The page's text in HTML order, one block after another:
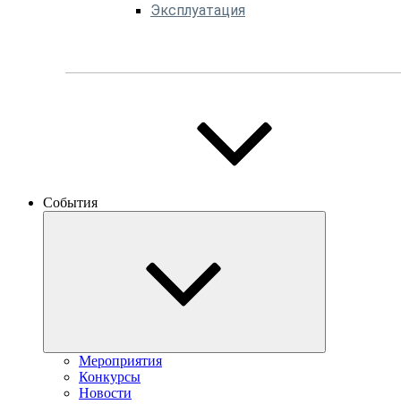
Эксплуатация
События
Мероприятия
Конкурсы
Новости